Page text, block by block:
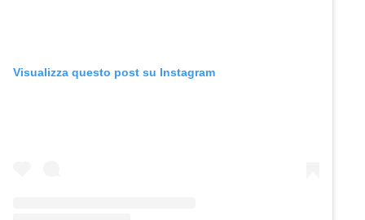
Visualizza questo post su Instagram